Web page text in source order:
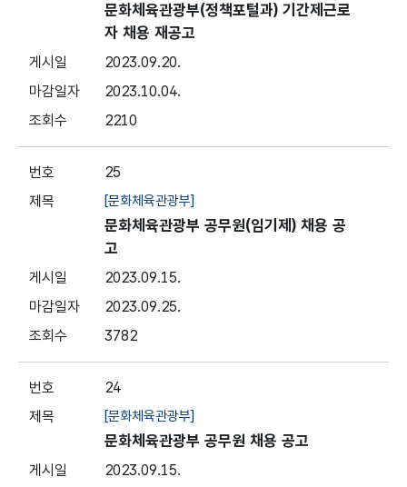
문화체육관광부(정책포털과) 기간제근로
자 채용 재공고
2023.09.20.
2023.10.04.
2210
25
[문화체육관광부]
문화체육관광부 공무원(임기제) 채용 공
고
2023.09.15.
2023.09.25.
3782
24
[문화체육관광부]
문화체육관광부 공무원 채용 공고
2023.09.15.